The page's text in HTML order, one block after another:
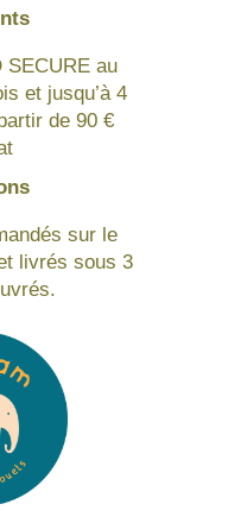
SECURE au
et jusqu’à 4
de 90 €
sur le
livrés sous 3